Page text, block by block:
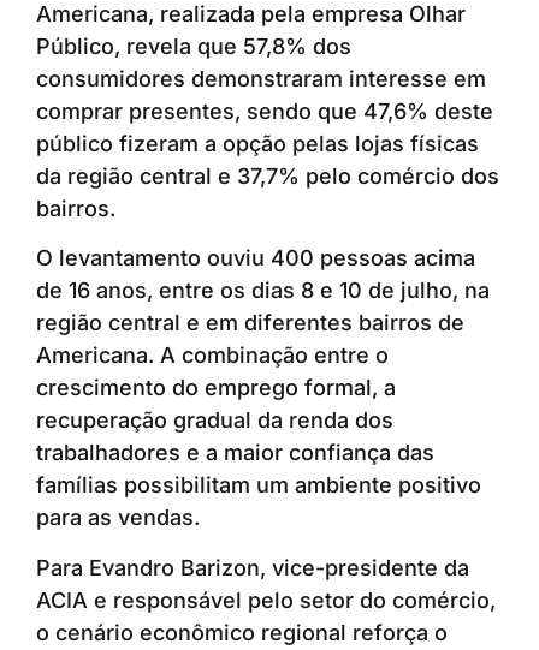
Americana, realizada pela empresa Olhar
Público, revela que 57,8% dos
consumidores demonstraram interesse em
comprar presentes, sendo que 47,6% deste
público fizeram a opção pelas lojas físicas
da região central e 37,7% pelo comércio dos
bairros.
O levantamento ouviu 400 pessoas acima
de 16 anos, entre os dias 8 e 10 de julho, na
região central e em diferentes bairros de
Americana. A combinação entre o
crescimento do emprego formal, a
recuperação gradual da renda dos
trabalhadores e a maior confiança das
famílias possibilitam um ambiente positivo
para as vendas.
Para Evandro Barizon, vice-presidente da
ACIA e responsável pelo setor do comércio,
o cenário econômico regional reforça o